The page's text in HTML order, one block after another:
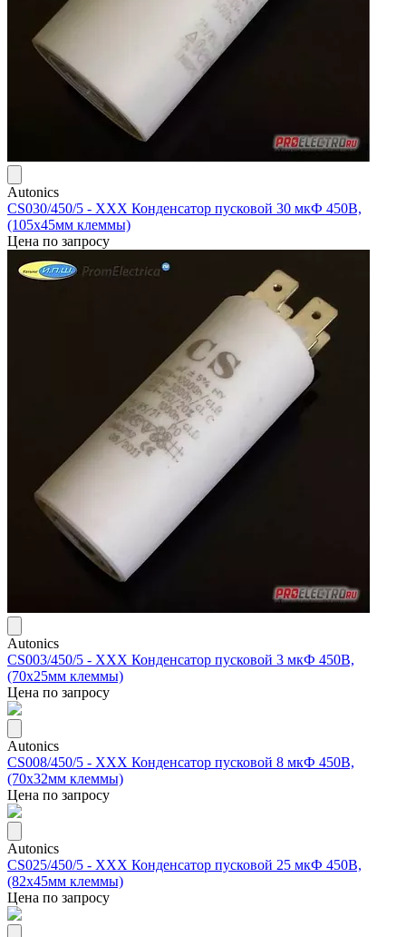
Autonics
CS030/450/5 - ХХХ Конденсатор пусковой 30 мкФ 450В,
(105х45мм клеммы)
Цена по запросу
Autonics
CS003/450/5 - ХХХ Конденсатор пусковой 3 мкФ 450В,
(70х25мм клеммы)
Цена по запросу
Autonics
CS008/450/5 - ХХХ Конденсатор пусковой 8 мкФ 450В,
(70х32мм клеммы)
Цена по запросу
Autonics
CS025/450/5 - ХХХ Конденсатор пусковой 25 мкФ 450В,
(82х45мм клеммы)
Цена по запросу